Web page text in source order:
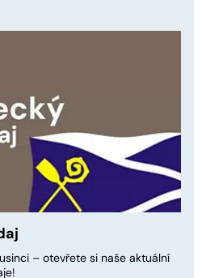
– otevřete si naše aktuální